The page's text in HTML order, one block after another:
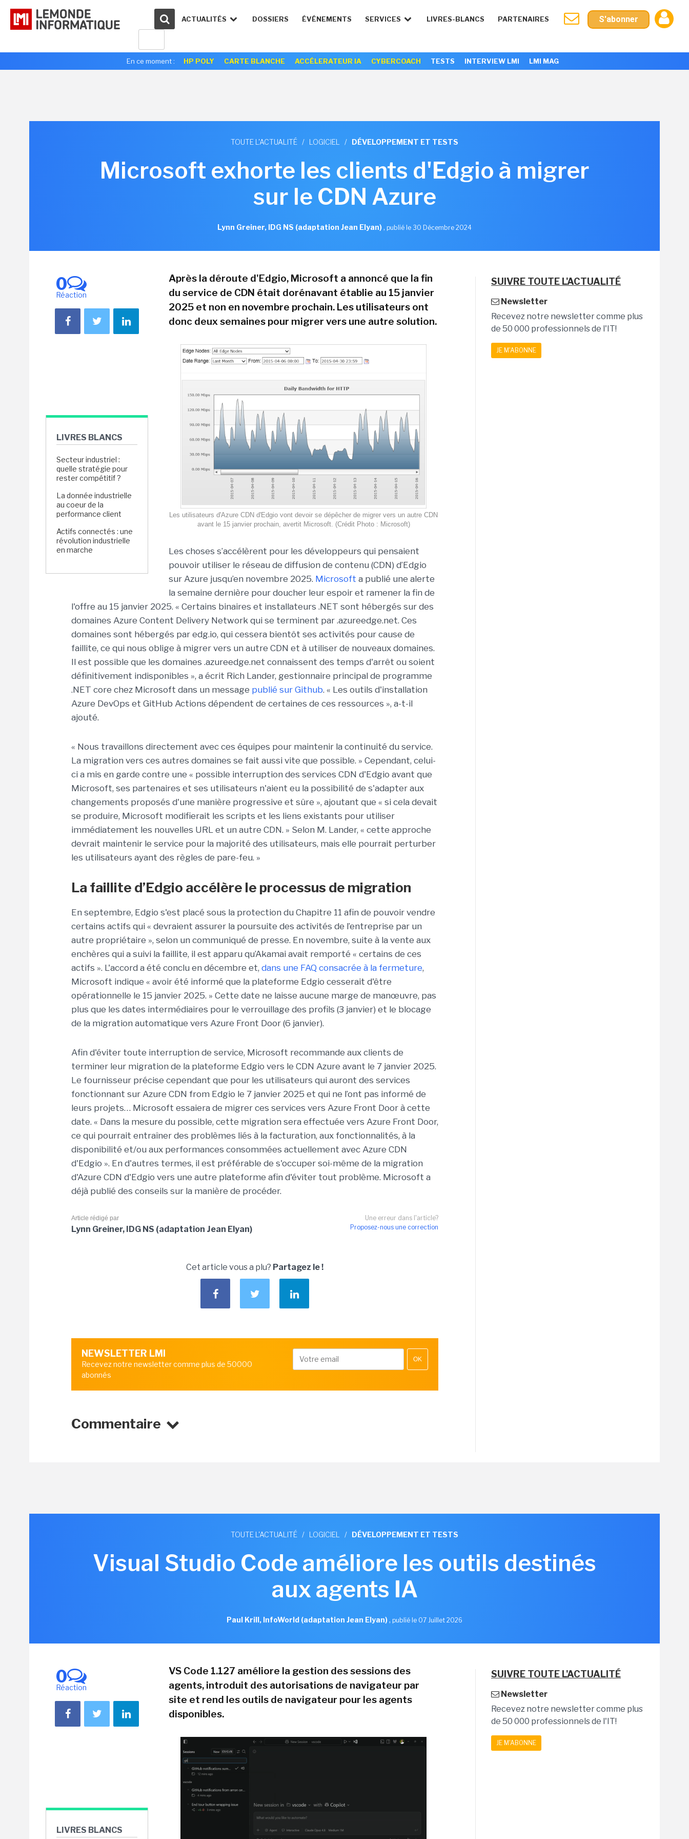
ACTUALITÉS DOSSIERS ÉVÉNEMENTS SERVICES LIVRES-BLANCS PARTENAIRES S'abonner
En ce moment : HP POLY CARTE BLANCHE ACCÉLERATEUR IA CYBERCOACH TESTS INTERVIEW LMI LMI MAG
TOUTE L'ACTUALITÉ / LOGICIEL / DÉVELOPPEMENT ET TESTS
Microsoft exhorte les clients d'Edgio à migrer
sur le CDN Azure
Lynn Greiner, IDG NS (adaptation Jean Elyan), publié le 30 Décembre 2024
0
Réaction
LIVRES BLANCS
Secteur industriel :
quelle stratégie pour
rester compétitif ?
La donnée industrielle
au coeur de la
performance client
Actifs connectés : une
révolution industrielle
en marche
Après la déroute d'Edgio, Microsoft a annoncé que la fin
du service de CDN était dorénavant établie au 15 janvier
2025 et non en novembre prochain. Les utilisateurs ont
donc deux semaines pour migrer vers une autre solution.
Les utilisateurs d'Azure CDN d'Edgio vont devoir se dépêcher de migrer vers un autre CDN
avant le 15 janvier prochain, avertit Microsoft. (Crédit Photo : Microsoft)
Les choses s’accélèrent pour les développeurs qui pensaient
pouvoir utiliser le réseau de diffusion de contenu (CDN) d’Edgio
sur Azure jusqu’en novembre 2025. Microsoft a publié une alerte
la semaine dernière pour doucher leur espoir et ramener la fin de
l'offre au 15 janvier 2025. « Certains binaires et installateurs .NET sont hébergés sur des
domaines Azure Content Delivery Network qui se terminent par .azureedge.net. Ces
domaines sont hébergés par edg.io, qui cessera bientôt ses activités pour cause de
faillite, ce qui nous oblige à migrer vers un autre CDN et à utiliser de nouveaux domaines.
Il est possible que les domaines .azureedge.net connaissent des temps d'arrêt ou soient
définitivement indisponibles », a écrit Rich Lander, gestionnaire principal de programme
.NET core chez Microsoft dans un message publié sur Github. « Les outils d'installation
Azure DevOps et GitHub Actions dépendent de certaines de ces ressources », a-t-il
ajouté.
« Nous travaillons directement avec ces équipes pour maintenir la continuité du service.
La migration vers ces autres domaines se fait aussi vite que possible. » Cependant, celui-
ci a mis en garde contre une « possible interruption des services CDN d'Edgio avant que
Microsoft, ses partenaires et ses utilisateurs n'aient eu la possibilité de s'adapter aux
changements proposés d'une manière progressive et sûre », ajoutant que « si cela devait
se produire, Microsoft modifierait les scripts et les liens existants pour utiliser
immédiatement les nouvelles URL et un autre CDN. » Selon M. Lander, « cette approche
devrait maintenir le service pour la majorité des utilisateurs, mais elle pourrait perturber
les utilisateurs ayant des règles de pare-feu. »
La faillite d’Edgio accélère le processus de migration
En septembre, Edgio s'est placé sous la protection du Chapitre 11 afin de pouvoir vendre
certains actifs qui « devraient assurer la poursuite des activités de l’entreprise par un
autre propriétaire », selon un communiqué de presse. En novembre, suite à la vente aux
enchères qui a suivi la faillite, il est apparu qu’Akamai avait remporté « certains de ces
actifs ». L'accord a été conclu en décembre et, dans une FAQ consacrée à la fermeture,
Microsoft indique « avoir été informé que la plateforme Edgio cesserait d'être
opérationnelle le 15 janvier 2025. » Cette date ne laisse aucune marge de manœuvre, pas
plus que les dates intermédiaires pour le verrouillage des profils (3 janvier) et le blocage
de la migration automatique vers Azure Front Door (6 janvier).
Afin d'éviter toute interruption de service, Microsoft recommande aux clients de
terminer leur migration de la plateforme Edgio vers le CDN Azure avant le 7 janvier 2025.
Le fournisseur précise cependant que pour les utilisateurs qui auront des services
fonctionnant sur Azure CDN from Edgio le 7 janvier 2025 et qui ne l’ont pas informé de
leurs projets… Microsoft essaiera de migrer ces services vers Azure Front Door à cette
date. « Dans la mesure du possible, cette migration sera effectuée vers Azure Front Door,
ce qui pourrait entraîner des problèmes liés à la facturation, aux fonctionnalités, à la
disponibilité et/ou aux performances consommées actuellement avec Azure CDN
d'Edgio ». En d'autres termes, il est préférable de s'occuper soi-même de la migration
d'Azure CDN d'Edgio vers une autre plateforme afin d'éviter tout problème. Microsoft a
déjà publié des conseils sur la manière de procéder.
Une erreur dans l'article?
Proposez-nous une correction
Article rédigé par
Lynn Greiner, IDG NS (adaptation Jean Elyan)
Cet article vous a plu? Partagez le !
NEWSLETTER LMI
Recevez notre newsletter comme plus de 50000
abonnés
OK
Commentaire
SUIVRE TOUTE L'ACTUALITÉ
Newsletter
Recevez notre newsletter comme plus
de 50 000 professionnels de l'IT!
JE M'ABONNE
TOUTE L'ACTUALITÉ / LOGICIEL / DÉVELOPPEMENT ET TESTS
Visual Studio Code améliore les outils destinés
aux agents IA
Paul Krill, InfoWorld (adaptation Jean Elyan), publié le 07 Juillet 2026
0
Réaction
LIVRES BLANCS
VS Code 1.127 améliore la gestion des sessions des
agents, introduit des autorisations de navigateur par
site et rend les outils de navigateur pour les agents
disponibles.
SUIVRE TOUTE L'ACTUALITÉ
Newsletter
Recevez notre newsletter comme plus
de 50 000 professionnels de l'IT!
JE M'ABONNE